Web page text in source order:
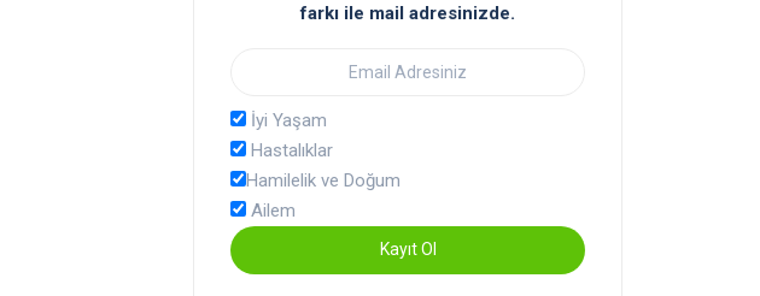
farkı ile mail adresinizde.
İyi Yaşam
Hastalıklar
Hamilelik ve Doğum
Ailem
Kayıt Ol